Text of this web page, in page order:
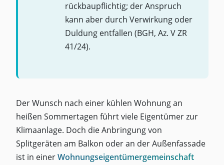
rückbaupflichtig; der Anspruch
kann aber durch Verwirkung oder
Duldung entfallen (BGH, Az. V ZR
41/24).
Der Wunsch nach einer kühlen Wohnung an
heißen Sommertagen führt viele Eigentümer zur
Klimaanlage. Doch die Anbringung von
Splitgeräten am Balkon oder an der Außenfassade
ist in einerWohnungseigentümergemeinschaft